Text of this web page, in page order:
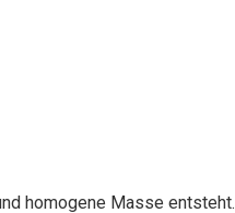
homogene Masse entsteht.